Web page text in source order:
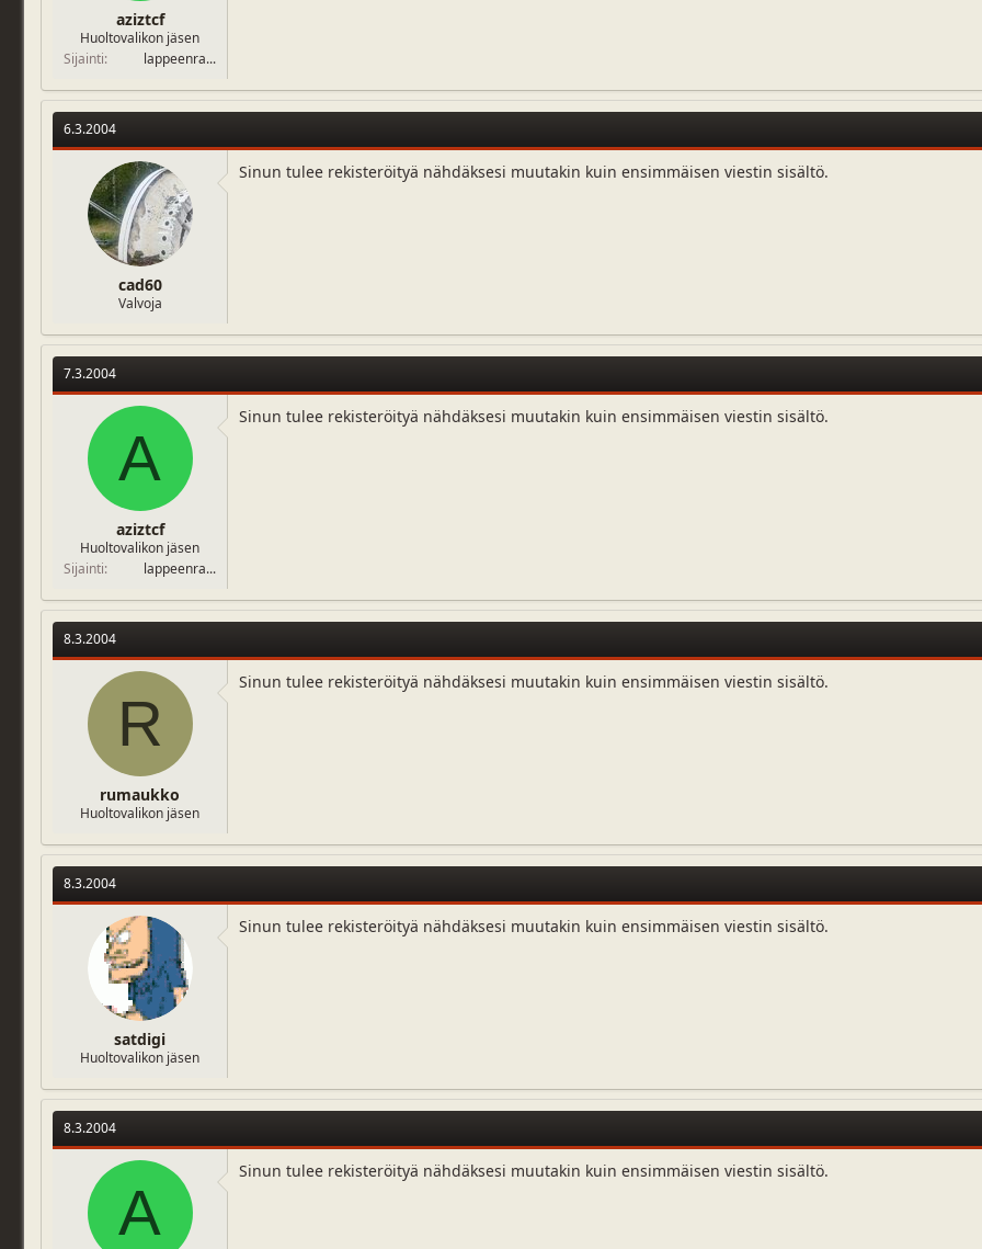
aziztcf
Huoltovalikon jäsen
Sijainti
lappeenra...
6.3.2004
cad60
Valvoja
Sinun tulee rekisteröityä nähdäksesi muutakin kuin ensimmäisen viestin sisältö.
7.3.2004
A
aziztcf
Huoltovalikon jäsen
Sijainti
lappeenra...
Sinun tulee rekisteröityä nähdäksesi muutakin kuin ensimmäisen viestin sisältö.
8.3.2004
R
rumaukko
Huoltovalikon jäsen
Sinun tulee rekisteröityä nähdäksesi muutakin kuin ensimmäisen viestin sisältö.
8.3.2004
satdigi
Huoltovalikon jäsen
Sinun tulee rekisteröityä nähdäksesi muutakin kuin ensimmäisen viestin sisältö.
8.3.2004
A
Sinun tulee rekisteröityä nähdäksesi muutakin kuin ensimmäisen viestin sisältö.